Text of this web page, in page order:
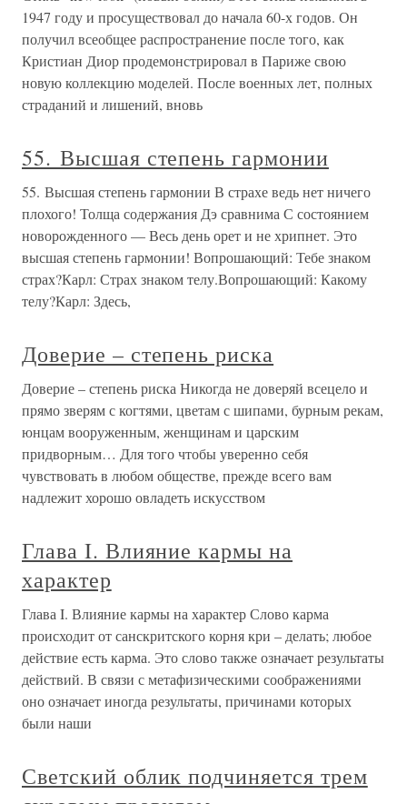
1947 году и просуществовал до начала 60-х годов. Он
получил всеобщее распространение после того, как
Кристиан Диор продемонстрировал в Париже свою
новую коллекцию моделей. После военных лет, полных
страданий и лишений, вновь
55. Высшая степень гармонии
55. Высшая степень гармонии В страхе ведь нет ничего
плохого! Толща содержания Дэ сравнима С состоянием
новорожденного — Весь день орет и не хрипнет. Это
высшая степень гармонии! Вопрошающий: Тебе знаком
страх?Карл: Страх знаком телу.Вопрошающий: Какому
телу?Карл: Здесь,
Доверие – степень риска
Доверие – степень риска Никогда не доверяй всецело и
прямо зверям с когтями, цветам с шипами, бурным рекам,
юнцам вооруженным, женщинам и царским
придворным… Для того чтобы уверенно себя
чувствовать в любом обществе, прежде всего вам
надлежит хорошо овладеть искусством
Глава I. Влияние кармы на
характер
Глава I. Влияние кармы на характер Слово карма
происходит от санскритского корня кри – делать; любое
действие есть карма. Это слово также означает результаты
действий. В связи с метафизическими соображениями
оно означает иногда результаты, причинами которых
были наши
Светский облик подчиняется трем